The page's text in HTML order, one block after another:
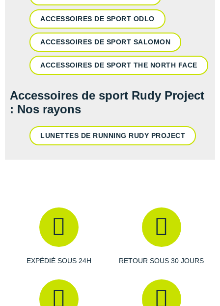
ACCESSOIRES DE SPORT ODLO
ACCESSOIRES DE SPORT SALOMON
ACCESSOIRES DE SPORT THE NORTH FACE
Accessoires de sport Rudy Project
: Nos rayons
LUNETTES DE RUNNING RUDY PROJECT
EXPÉDIÉ SOUS 24H RETOUR SOUS 30 JOURS